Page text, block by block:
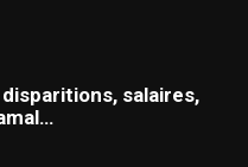
salaires,